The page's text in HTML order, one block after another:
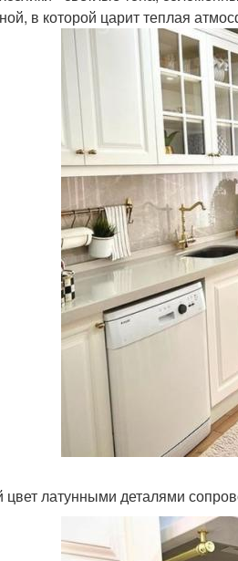
в которой царит теплая
цвет латунными деталями